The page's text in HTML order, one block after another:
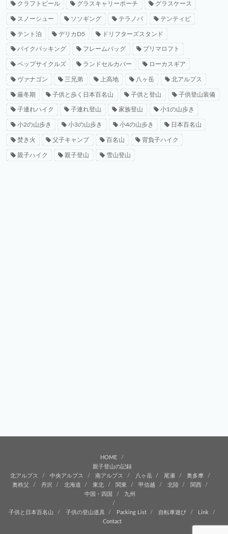
クラフトビール グラスキャリーポーチ グラスケース
スノーシュー ソソギング テラノバ テンティピ
テント泊 デリカD5 ドリフターズスタンド
バイクパッキング フレームバッグ プリマロフト
ペップサイクルズ ランドセルカバー ローカスギア
ヴァナゴン 三兄弟 上高地 八ヶ岳 北アルプス
厳冬期 子供と歩く日本百名山 子供と登山 子供登山装備
子連れハイク 子連れ登山 家族登山 小1の山歩き
小2の山歩き 小3の山歩き 小4の山歩き 日本百名山
焚き火 父子キャンプ 百名山 背負子ハイク
親子ハイク 親子登山 雪山登山
HOME
親子登山の記録
北アルプス
中央アルプス 南アルプス 八ヶ岳 尾瀬
奥多摩
奥秩父
丹沢 北海道 東北 関東 甲信越 北陸
関西
中国・四国
九州
子供と日本百名山 子供の登山道具 Packing List 自転車遊び
Link
Contact